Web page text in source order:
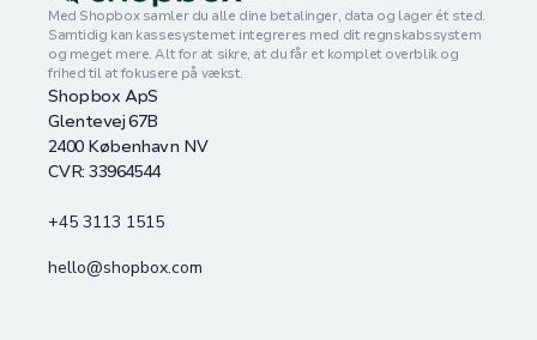
Med Shopbox samler du alle dine betalinger, data og lager ét sted.
Samtidig kan kassesystemet integreres med dit regnskabssystem
og meget mere. Alt for at sikre, at du får et komplet overblik og
frihed til at fokusere på vækst.
Shopbox ApS
Glentevej 67B
2400 København NV
CVR: 33964544
+45 3113 1515
hello@shopbox.com